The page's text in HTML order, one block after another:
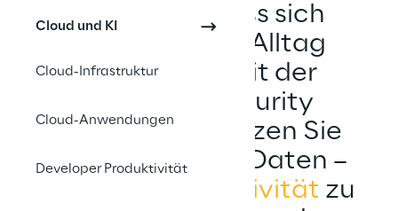
Cloud und KI
Cloud-Infrastruktur
Cloud-Anwendungen
Developer Produktivität
Sicherheit muss sich
in den Alltag
integrieren. Mit der
Microsoft Security
Plattform schützen Sie
Ihre Nutzer und Daten –
Produktivität zu